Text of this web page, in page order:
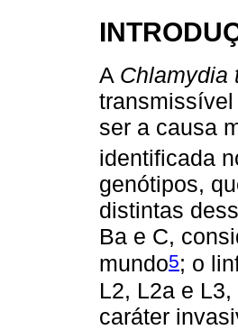
A Chlamydia
ser a causa
identificada
genótipos,
distintas
Ba e C,
mundo5; o
L2, L2a e
caráter